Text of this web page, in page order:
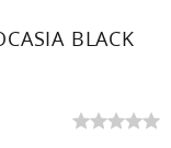
BLACK